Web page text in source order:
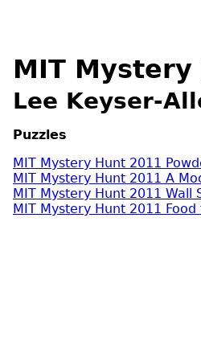
MIT
Lee Keyser-
Puzzles
MIT Mystery Hunt 2011
MIT Mystery Hunt 2011 A
MIT Mystery Hunt 2011 Wall
MIT Mystery Hunt 2011